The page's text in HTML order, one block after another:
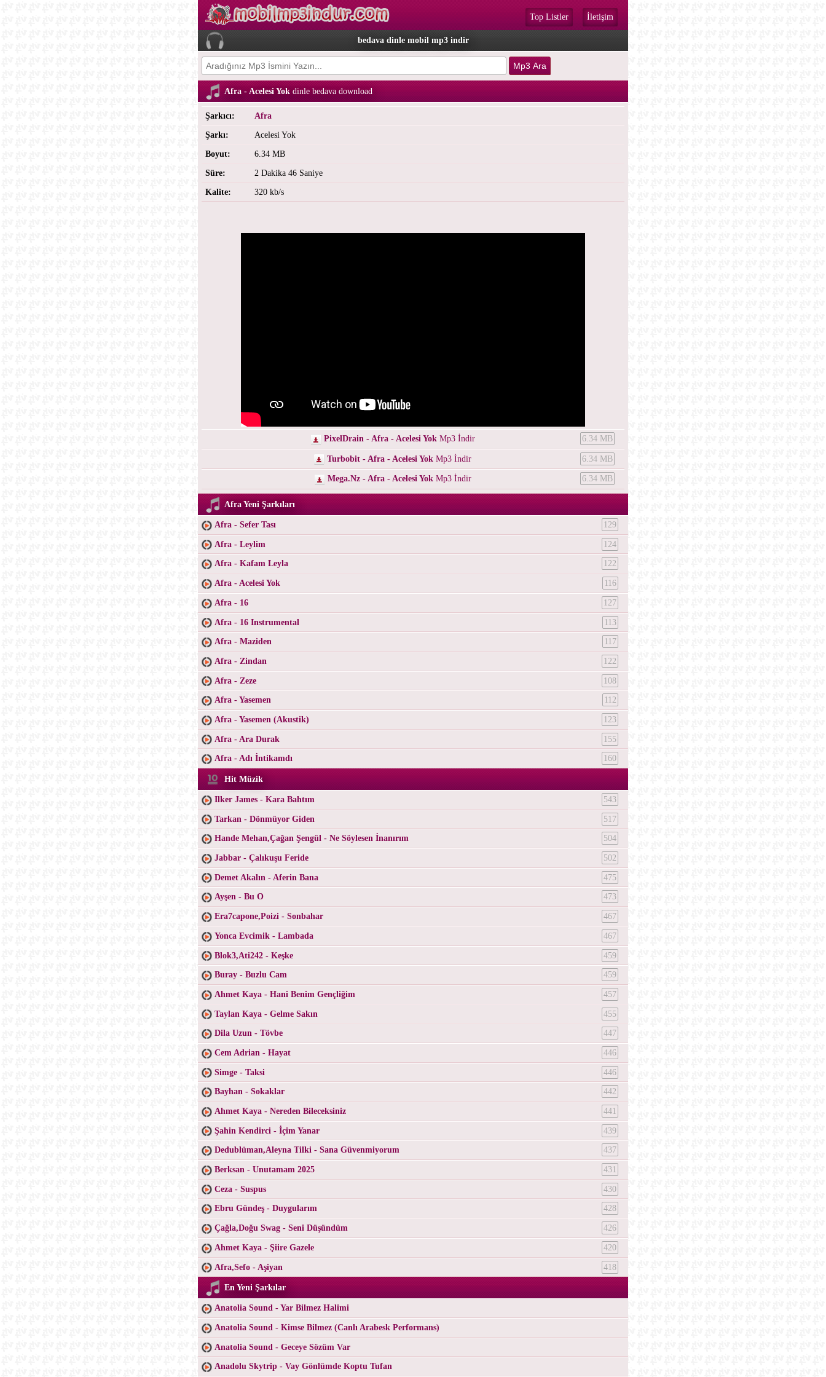
İletişim
Top Listler
bedava dinle mobil mp3 indir
Afra - Acelesi Yokdinle bedava download
Şarkıcı:
Afra
Şarkı:
Acelesi Yok
Boyut:
6.34 MB
Süre:
2 Dakika 46 Saniye
Kalite:
320 kb/s
PixelDrain - Afra - Acelesi YokMp3 İndir 6.34 MB
Turbobit - Afra - Acelesi Yok Mp3 İndir 6.34 MB
Mega.Nz - Afra - Acelesi YokMp3 İndir 6.34 MB
Afra Yeni Şarkıları
Afra - Sefer Tası
129
Afra - Leylim
124
Afra - Kafam Leyla
122
Afra - Acelesi Yok
116
Afra - 16
127
Afra - 16 Instrumental
113
Afra - Maziden
117
Afra - Zindan
122
Afra - Zeze
108
Afra - Yasemen
112
Afra - Yasemen (Akustik)
123
Afra - Ara Durak
155
Afra - Adı İntikamdı
160
Hit Müzik
Ilker James - Kara Bahtım
543
Tarkan - Dönmüyor Giden
517
Hande Mehan,Çağan Şengül - Ne Söylesen İnanırım
504
Jabbar - Çalıkuşu Feride
502
Demet Akalın - Aferin Bana
475
Ayşen - Bu O
473
Era7capone,Poizi - Sonbahar
467
Yonca Evcimik - Lambada
467
Blok3,Ati242 - Keşke
459
Buray - Buzlu Cam
459
Ahmet Kaya - Hani Benim Gençliğim
457
Taylan Kaya - Gelme Sakın
455
Dila Uzun - Tövbe
447
Cem Adrian - Hayat
446
Simge - Taksi
446
Bayhan - Sokaklar
442
Ahmet Kaya - Nereden Bileceksiniz
441
Şahin Kendirci - İçim Yanar
439
Dedublüman,Aleyna Tilki - Sana Güvenmiyorum
437
Berksan - Unutamam 2025
431
Ceza - Suspus
430
Ebru Gündeş - Duygularım
428
Çağla,Doğu Swag - Seni Düşündüm
426
Ahmet Kaya - Şiire Gazele
420
Afra,Sefo - Aşiyan
418
En Yeni Şarkılar
Anatolia Sound - Yar Bilmez Halimi
Anatolia Sound - Kimse Bilmez (Canlı Arabesk Performans)
Anatolia Sound - Geceye Sözüm Var
Anadolu Skytrip - Vay Gönlümde Koptu Tufan